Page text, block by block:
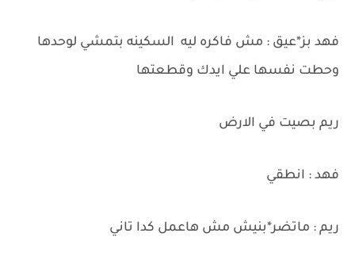
فهد بز*عيق : مش فاكره ليه السكينه بتمشي لوحدها
وحطت نفسها علي ايدك وقطعتها
ريم بصيت في الارض
فهد : انطقي
ريم : ماتضر*بنيش مش هاعمل كدا تاني